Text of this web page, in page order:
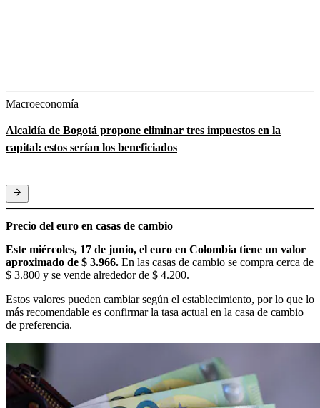
Macroeconomía
Alcaldía de Bogotá propone eliminar tres impuestos en la
capital: estos serían los beneficiados
Precio del euro en casas de cambio
Este miércoles, 17 de junio, el euro en Colombia tiene un valor
aproximado de $ 3.966. En las casas de cambio se compra cerca de
$ 3.800 y se vende alrededor de $ 4.200.
Estos valores pueden cambiar según el establecimiento, por lo que lo
más recomendable es confirmar la tasa actual en la casa de cambio
de preferencia.